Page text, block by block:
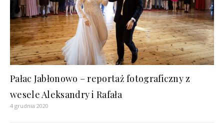
Pałac Jabłonowo – reportaż fotograficzny z
wesele Aleksandry i Rafała
4 grudnia 2020